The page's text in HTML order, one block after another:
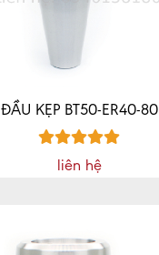
ĐẦU KẸP BT50-ER40-80
liên hệ